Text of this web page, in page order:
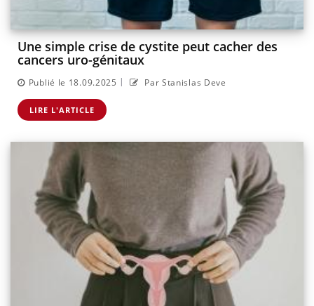
Une simple crise de cystite peut cacher des
cancers uro-génitaux
Publié le 18.09.2025 | Par Stanislas Deve
LIRE L'ARTICLE